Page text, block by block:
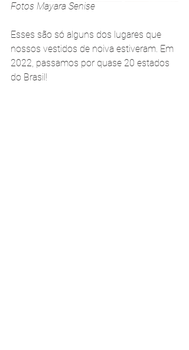
Fotos Mayara Senise
Esses são só alguns dos lugares que
nossos vestidos de noiva estiveram. Em
2022, passamos por quase 20 estados
do Brasil!